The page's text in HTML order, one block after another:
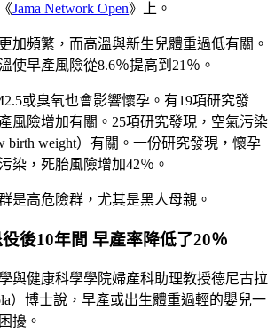
Jama Network Open》上。
加頻繁，而高溫與新生兒體重過低有關。
使早產風險從8.6％提高到21％。
或臭氧也會影響懷孕。有19項研究發
風險增加有關。25項研究發現，空氣污染
birth weight）有關。一份研究發現，懷孕
染，死胎風險增加42％。
是高危險群，尤其是黑人母親。
後10年間 早產率降低了20％
與健康科學學院婦產科助理教授德尼古拉
）博士說，早產或出生體重過輕的嬰兒一
擾。